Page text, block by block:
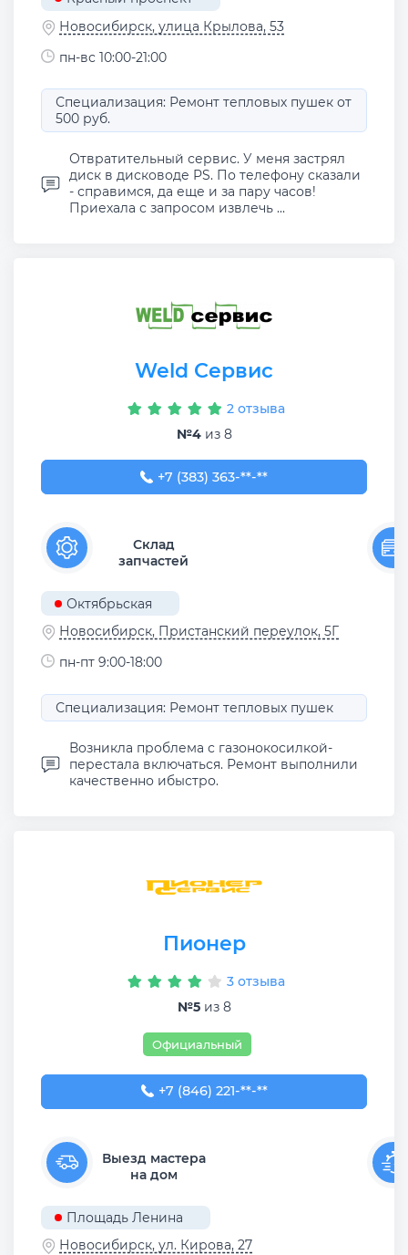
Новосибирск, улица Крылова, 53
пн-вс 10:00-21:00
Специализация: Ремонт тепловых пушек от
500 руб.
Отвратительный сервис. У меня застрял
диск в дисководе PS. По телефону сказали
- справимся, да еще и за пару часов!
Приехала с запросом извлечь ...
Weld Сервис
2 отзыва
№4из 8
+7 (383) 363-00-11
+7 (383) 363-**-**
Склад
запчастей
Октябрьская
Новосибирск, Пристанский переулок, 5Г
пн-пт 9:00-18:00
Специализация: Ремонт тепловых пушек
Возникла проблема с газонокосилкой-
перестала включаться. Ремонт выполнили
качественно ибыстро.
Пионер
3 отзыва
№5из 8
Официальный
+7 (846) 221-63-33
+7 (846) 221-**-**
Выезд мастера
на дом
Площадь Ленина
Новосибирск, ул. Кирова, 27